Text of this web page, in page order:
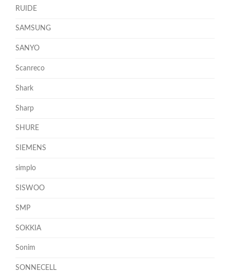
RUIDE
SAMSUNG
SANYO
Scanreco
Shark
Sharp
SHURE
SIEMENS
simplo
SISWOO
SMP
SOKKIA
Sonim
SONNECELL